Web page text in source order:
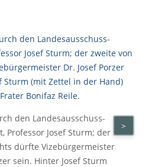
den Landesausschuss-
Professor Josef Sturm; der
dürfte Vizebürgermeister
sein. Hinter Josef Sturm
>